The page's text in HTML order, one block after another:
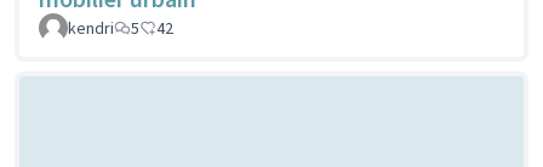
kendri 5 42